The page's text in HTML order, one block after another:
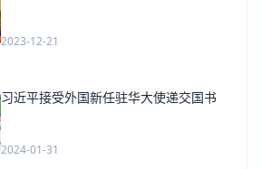
2023-12-21
习近平接受外国新任驻华大使递交国书
2024-01-31